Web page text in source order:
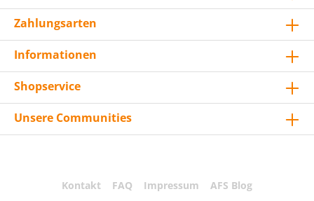
Zahlungsarten
Informationen
Shopservice
Unsere Communities
Kontakt FAQ Impressum AFS Blog